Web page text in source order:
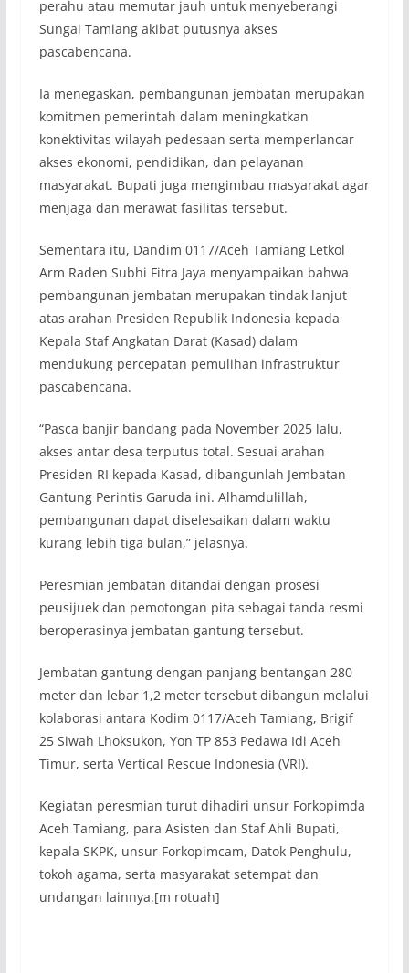
perahu atau memutar jauh untuk menyeberangi
Sungai Tamiang akibat putusnya akses
pascabencana.
Ia menegaskan, pembangunan jembatan merupakan
komitmen pemerintah dalam meningkatkan
konektivitas wilayah pedesaan serta memperlancar
akses ekonomi, pendidikan, dan pelayanan
masyarakat. Bupati juga mengimbau masyarakat agar
menjaga dan merawat fasilitas tersebut.
Sementara itu, Dandim 0117/Aceh Tamiang Letkol
Arm Raden Subhi Fitra Jaya menyampaikan bahwa
pembangunan jembatan merupakan tindak lanjut
atas arahan Presiden Republik Indonesia kepada
Kepala Staf Angkatan Darat (Kasad) dalam
mendukung percepatan pemulihan infrastruktur
pascabencana.
“Pasca banjir bandang pada November 2025 lalu,
akses antar desa terputus total. Sesuai arahan
Presiden RI kepada Kasad, dibangunlah Jembatan
Gantung Perintis Garuda ini. Alhamdulillah,
pembangunan dapat diselesaikan dalam waktu
kurang lebih tiga bulan,” jelasnya.
Peresmian jembatan ditandai dengan prosesi
peusijuek dan pemotongan pita sebagai tanda resmi
beroperasinya jembatan gantung tersebut.
Jembatan gantung dengan panjang bentangan 280
meter dan lebar 1,2 meter tersebut dibangun melalui
kolaborasi antara Kodim 0117/Aceh Tamiang, Brigif
25 Siwah Lhoksukon, Yon TP 853 Pedawa Idi Aceh
Timur, serta Vertical Rescue Indonesia (VRI).
Kegiatan peresmian turut dihadiri unsur Forkopimda
Aceh Tamiang, para Asisten dan Staf Ahli Bupati,
kepala SKPK, unsur Forkopimcam, Datok Penghulu,
tokoh agama, serta masyarakat setempat dan
undangan lainnya.[m rotuah]